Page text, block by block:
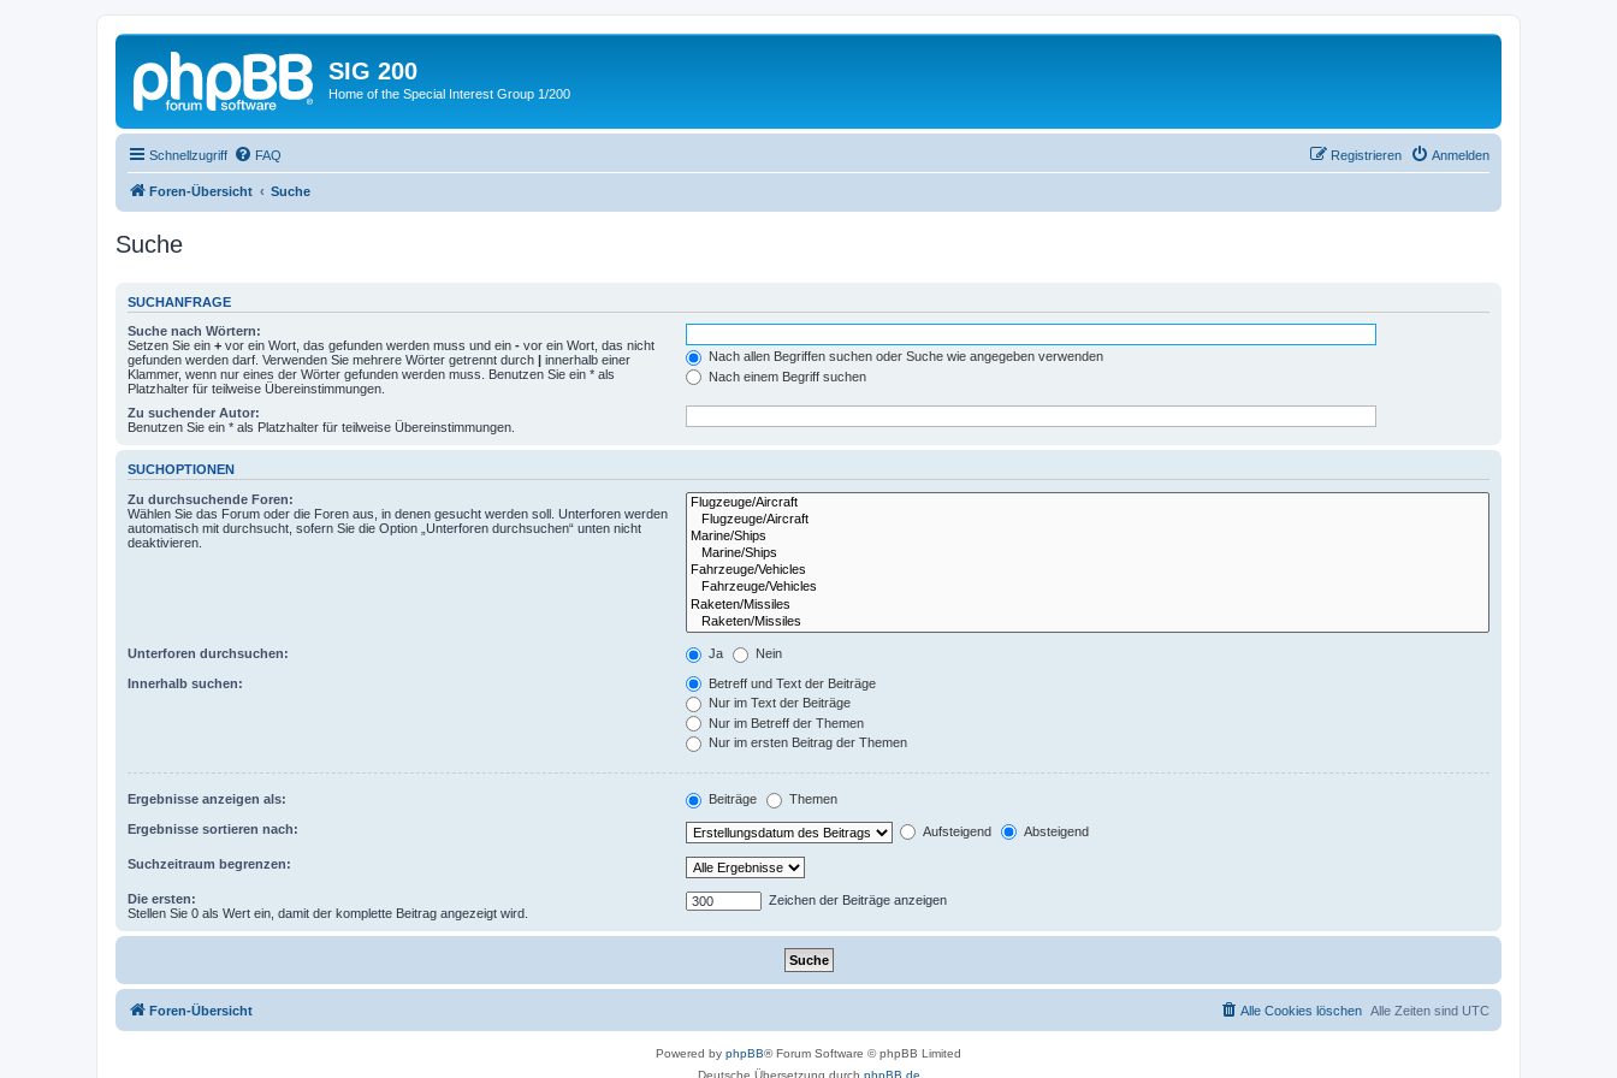
SIG 200
Home of the Special Interest Group 1/200
Schnellzugriff FAQ Anmelden
Registrieren
Foren-Übersicht Suche
Suche
SUCHANFRAGE
Suche nach Wörtern:
Setzen Sie ein + vor ein Wort, das gefunden werden muss und ein - vor ein Wort, das nicht
gefunden werden darf. Verwenden Sie mehrere Wörter getrennt durch | innerhalb einer
Klammer, wenn nur eines der Wörter gefunden werden muss. Benutzen Sie ein * als
Platzhalter für teilweise Übereinstimmungen.
Nach allen Begriffen suchen oder Suche wie angegeben verwenden
Nach einem Begriff suchen
Zu suchender Autor:
Benutzen Sie ein * als Platzhalter für teilweise Übereinstimmungen.
SUCHOPTIONEN
Zu durchsuchende Foren:
Wählen Sie das Forum oder die Foren aus, in denen gesucht werden soll. Unterforen werden
automatisch mit durchsucht, sofern Sie die Option „Unterforen durchsuchen“ unten nicht
deaktivieren.
Unterforen durchsuchen: Ja Nein
Innerhalb suchen:
Betreff und Text der Beiträge
Nur im Text der Beiträge
Nur im Betreff der Themen
Nur im ersten Beitrag der Themen
Ergebnisse anzeigen als: Beiträge Themen
Ergebnisse sortieren nach: Aufsteigend Absteigend
Suchzeitraum begrenzen:
Die ersten:
Stellen Sie 0 als Wert ein, damit der komplette Beitrag angezeigt wird.
Zeichen der Beiträge anzeigen
Foren-Übersicht Alle Zeiten sind UTC
Alle Cookies löschen
Powered by phpBB® Forum Software © phpBB Limited
Deutsche Übersetzung durch phpBB.de